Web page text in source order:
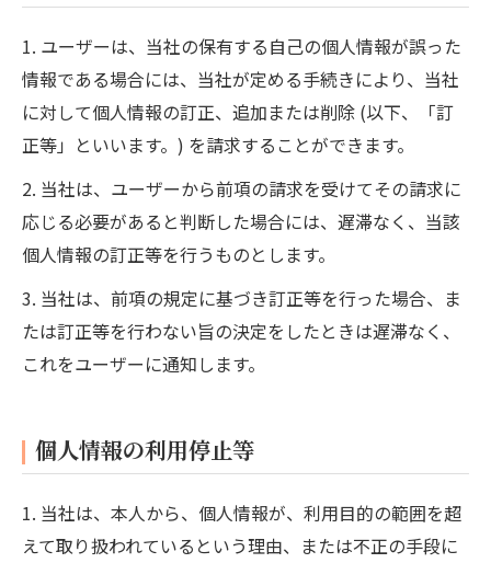
1. ユーザーは、当社の保有する自己の個人情報が誤った
情報である場合には、当社が定める手続きにより、当社
に対して個人情報の訂正、追加または削除 (以下、「訂
正等」といいます。) を請求することができます。
2. 当社は、ユーザーから前項の請求を受けてその請求に
応じる必要があると判断した場合には、遅滞なく、当該
個人情報の訂正等を行うものとします。
3. 当社は、前項の規定に基づき訂正等を行った場合、ま
たは訂正等を行わない旨の決定をしたときは遅滞なく、
これをユーザーに通知します。
個人情報の利用停止等
1. 当社は、本人から、個人情報が、利用目的の範囲を超
えて取り扱われているという理由、または不正の手段に